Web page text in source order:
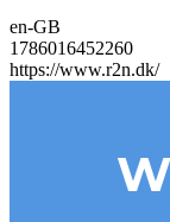
en-GB
1786016452260
https://www.r2n.dk/